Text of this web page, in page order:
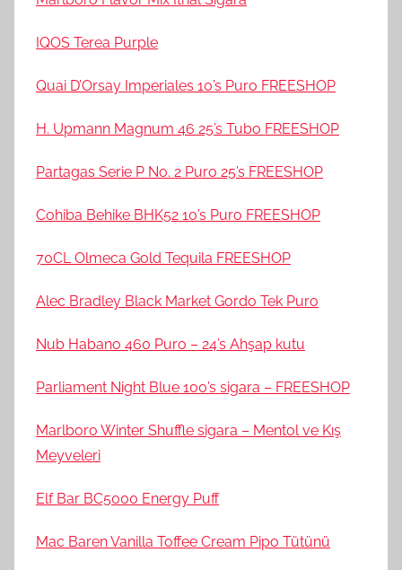
IQOS Terea Purple
Quai D’Orsay Imperiales 10’s Puro FREESHOP
H. Upmann Magnum 46 25’s Tubo FREESHOP
Partagas Serie P No. 2 Puro 25’s FREESHOP
Cohiba Behike BHK52 10’s Puro FREESHOP
70CL Olmeca Gold Tequila FREESHOP
Alec Bradley Black Market Gordo Tek Puro
Nub Habano 460 Puro – 24’s Ahşap kutu
Parliament Night Blue 100’s sigara – FREESHOP
Marlboro Winter Shuffle sigara – Mentol ve Kış
Meyveleri
Elf Bar BC5000 Energy Puff
Mac Baren Vanilla Toffee Cream Pipo Tütünü